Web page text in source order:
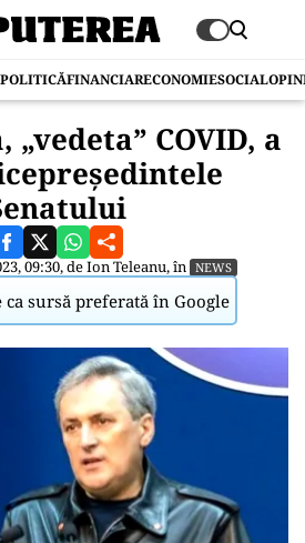
POLITICĂFINANCIARECONOMIESOCIAL
„vedeta” COVID, a
09:30, deIon Teleanu, în NEWS
ca sursă preferată în Google